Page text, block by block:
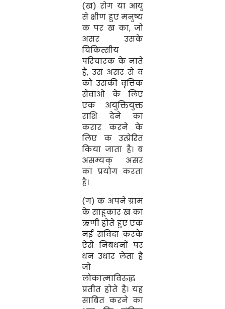
(ख) रोग या आयु
से क्षीण हुए मनुष्य
क पर ख का, जो
असर उसके
चिकित्सीय
परिचारक के नाते
है, उस असर से व
को उसकी वृत्तिक
सेवाओं के लिए
एक अयुक्तियुक्त
राशि देने का
करार करने के
लिए क उत्प्रेरित
किया जाता है। ब
असम्यक् असर
का प्रयोग करता
है।
(ग) क अपने ग्राम
के साहूकार ख का
ऋणी होते हुए एक
नई संविदा करके
ऐसे निबंधनों पर
धन उधार लेता है
जो
लोकात्माविरुद्ध
प्रतीत होते हैं। यह
साबित करने का